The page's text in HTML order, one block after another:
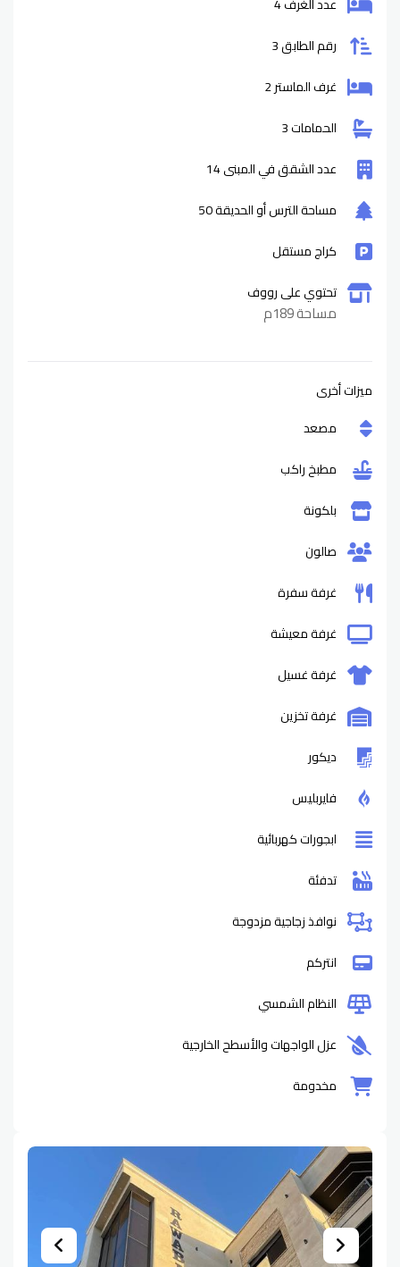
رقم الطابق 3
غرف الماستر 2
الحمامات 3
عدد الشقق في المبنى 14
مساحة الترس أو الحديقة 50
كراج مستقل
تحتوي على رووف
مساحة 189م
ميزات أخرى
مصعد
مطبخ راكب
بلكونة
صالون
غرفة سفرة
غرفة معيشة
غرفة غسيل
غرفة تخزين
ديكور
فايربليس
ابجورات كهربائية
تدفئة
نوافذ زجاجية مزدوجة
انتركم
النظام الشمسي
عزل الواجهات والأسطح الخارجية
مخدومة